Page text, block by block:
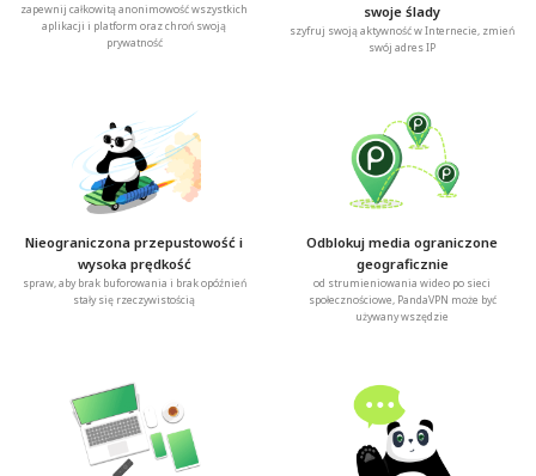
zapewnij całkowitą anonimowość wszystkich
aplikacji i platform oraz chroń swoją
prywatność
swoje ślady
szyfruj swoją aktywność w Internecie, zmień
swój adres IP
Nieograniczona przepustowość i
wysoka prędkość
spraw, aby brak buforowania i brak opóźnień
stały się rzeczywistością
Odblokuj media ograniczone
geograficznie
od strumieniowania wideo po sieci
społecznościowe, PandaVPN może być
używany wszędzie